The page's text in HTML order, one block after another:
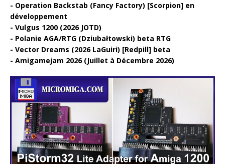
Operation Backstab (Fancy Factory) [Scorpion] en
développement
Vulgus 1200 (2026 JOTD)
Polanie AGA/RTG (Dziubałtowski) beta RTG
Vector Dreams (2026 LaGuiri) [Redpill] beta
Amigamejam 2026 (Juillet à Décembre 2026)